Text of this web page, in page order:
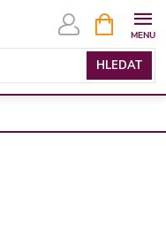
HLEDAT
NÁKUPNÍ
KOŠÍK